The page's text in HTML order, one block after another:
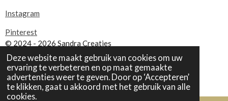
Deze website maakt gebruik van cookies om uw
ervaring te verbeteren en op maat gemaakte
advertenties weer te geven. Door op ‘Accepteren’
te klikken, gaat u akkoord met het gebruik van alle
cookies.
Instagram
Pinterest
© 2024 - 2026 Sandra Creaties
Powered byJouwWeb